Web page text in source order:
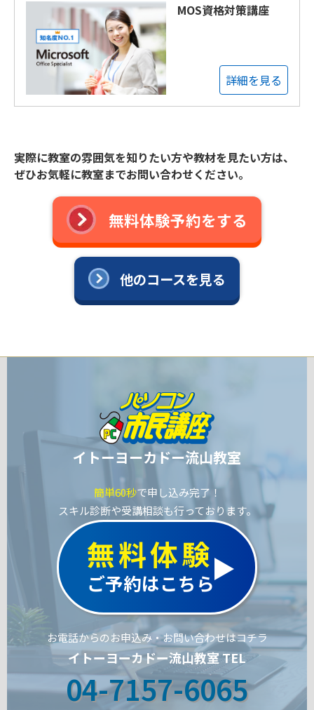
MOS資格対策講座
詳細を見る
実際に教室の雰囲気を知りたい方や教材を見たい方は、
ぜひお気軽に教室までお問い合わせください。
無料体験予約をする
他のコースを見る
イトーヨーカドー流山教室
簡単60秒で申し込み完了！
スキル診断や受講相談も行っております。
無料体験
ご予約はこちら
お電話からのお申込み・お問い合わせはコチラ
イトーヨーカドー流山教室 TEL
04-7157-6065